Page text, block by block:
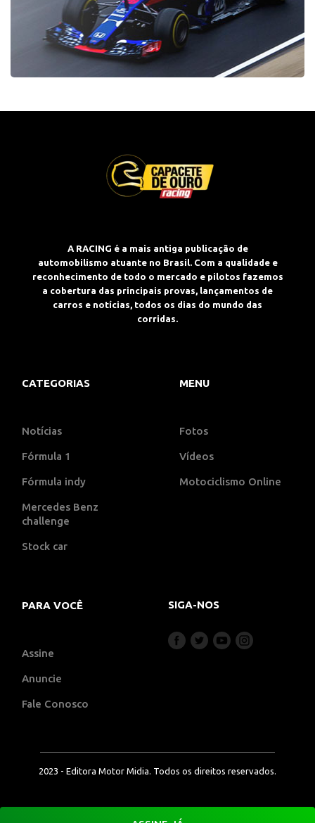
A RACING é a mais antiga publicação de
automobilismo atuante no Brasil. Com a qualidade e
reconhecimento de todo o mercado e pilotos fazemos
a cobertura das principais provas, lançamentos de
carros e notícias, todos os dias do mundo das
corridas.
CATEGORIAS
Notícias
Fórmula 1
Fórmula indy
Mercedes Benz
challenge
Stock car
MENU
Fotos
Vídeos
Motociclismo Online
PARA VOCÊ
Assine
Anuncie
Fale Conosco
SIGA-NOS
2023 - Editora Motor Midia. Todos os direitos reservados.